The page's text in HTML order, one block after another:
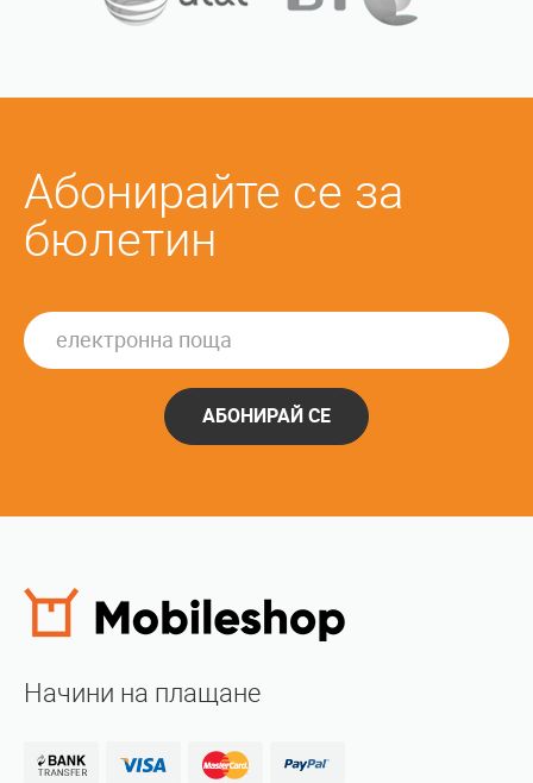
Абонирайте се за
бюлетин
АБОНИРАЙ СЕ
Начини на плащане